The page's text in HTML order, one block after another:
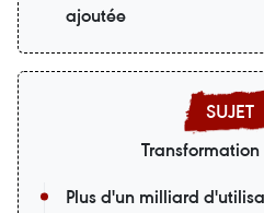
ajoutée
Plus d'un milliard